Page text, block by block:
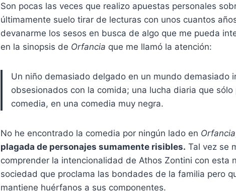
Son pocas las veces que realizo apuestas personales
últimamente suelo tirar de lecturas con unos cuantos
devanarme los sesos en busca de algo que me pueda
en la sinopsis de Orfancia que me llamó la atención:
Un niño demasiado delgado en un mundo demasiado
obsesionados con la comida; una lucha diaria que
comedia, en una comedia muy negra.
No he encontrado la comedia por ningún lado en Orfancia
plagada de personajes sumamente risibles. Tal vez se
comprender la intencionalidad de Athos Zontini con esta
sociedad que proclama las bondades de la familia pero
mantiene huérfanos a sus componentes.